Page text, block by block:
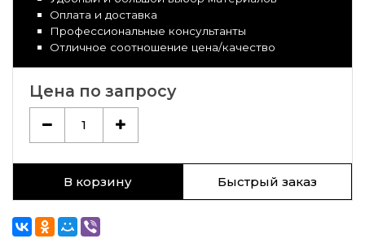
Оплата и доставка
Профессиональные консультанты
Отличное соотношение цена/качество
Цена по запросу
1
В корзину Быстрый заказ